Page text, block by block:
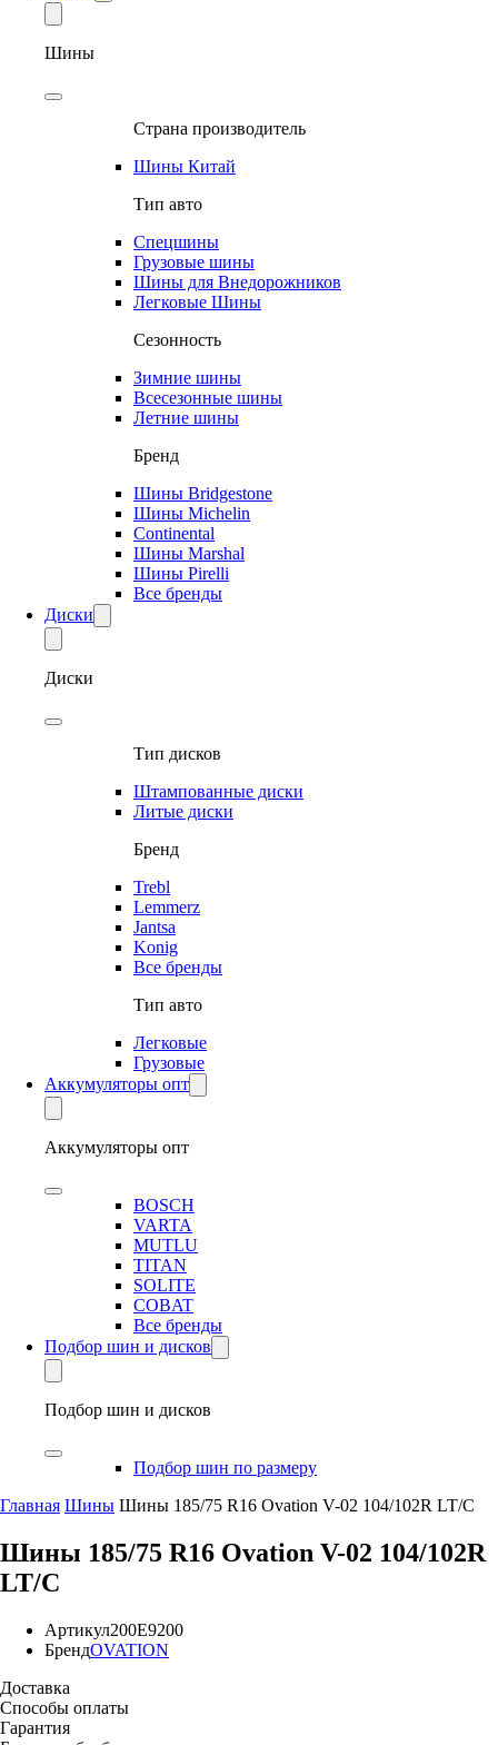
Шины
Страна производитель
Шины Китай
Тип авто
Спецшины
Грузовые шины
Шины для Внедорожников
Легковые Шины
Сезонность
Зимние шины
Всесезонные шины
Летние шины
Бренд
Шины Bridgestone
Шины Michelin
Continental
Шины Marshal
Шины Pirelli
Все бренды
Диски
Диски
Тип дисков
Штампованные диски
Литые диски
Бренд
Trebl
Lemmerz
Jantsa
Konig
Все бренды
Тип авто
Легковые
Грузовые
Аккумуляторы опт
Аккумуляторы опт
BOSCH
VARTA
MUTLU
TITAN
SOLITE
COBAT
Все бренды
Подбор шин и дисков
Подбор шин и дисков
Подбор шин по размеру
Главная Шины Шины 185/75 R16 Ovation V-02 104/102R LT/C
Шины 185/75 R16 Ovation V-02 104/102R
LT/C
Артикул200E9200
БрендOVATION
Доставка
Способы оплаты
Гарантия